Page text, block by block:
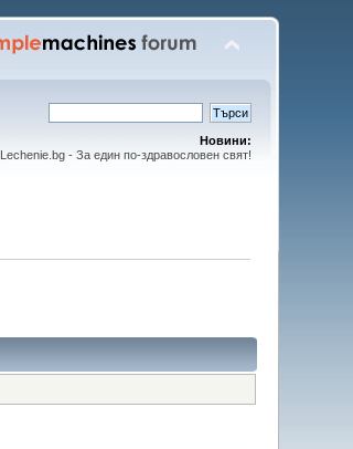
Новини:
Lechenie.bg - За един по-здравословен свят!